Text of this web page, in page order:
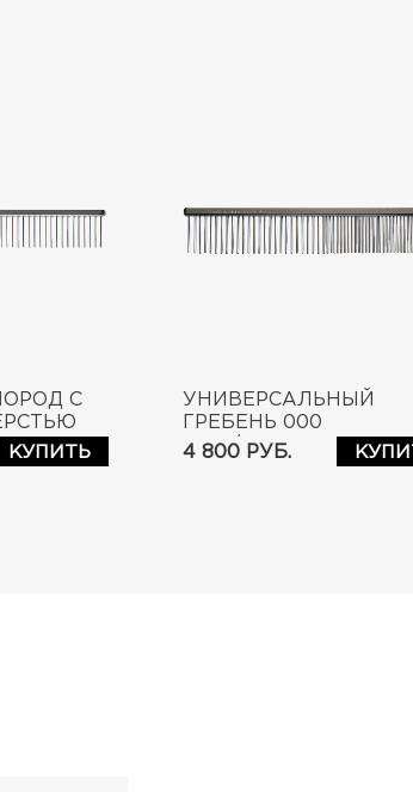
С
КУПИТЬ
УНИВЕРСАЛЬНЫЙ
ГРЕБЕНЬ 000
FINE/COARSE
4 800 РУБ.